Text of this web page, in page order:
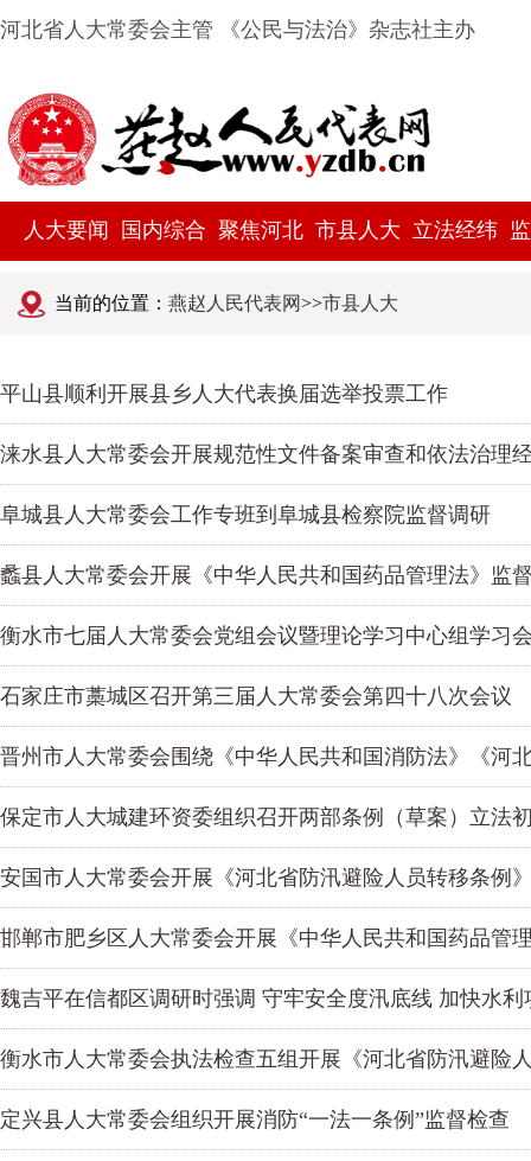
河北省人大常委会主管 《公民与法治》杂志社主办
人大要闻 国内综合 聚焦河北 市县人大 立法经纬
当前的位置： 燕赵人民代表网>>市县人大
平山县顺利开展县乡人大代表换届选举投票工作
涞水县人大常委会开展规范性文件备案审查和依法治理
阜城县人大常委会工作专班到阜城县检察院监督调研
蠡县人大常委会开展《中华人民共和国药品管理法》监
衡水市七届人大常委会党组会议暨理论学习中心组学习
石家庄市藁城区召开第三届人大常委会第四十八次会议
晋州市人大常委会围绕《中华人民共和国消防法》《河
保定市人大城建环资委组织召开两部条例（草案）立法
安国市人大常委会开展《河北省防汛避险人员转移条例
邯郸市肥乡区人大常委会开展《中华人民共和国药品管
魏吉平在信都区调研时强调 守牢安全度汛底线 加快水利
衡水市人大常委会执法检查五组开展《河北省防汛避险
定兴县人大常委会组织开展消防“一法一条例”监督检查